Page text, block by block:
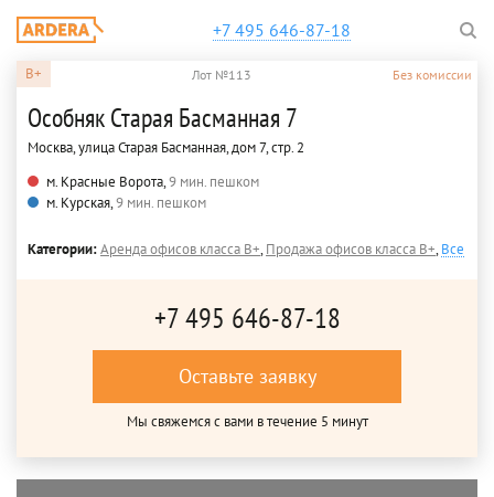
+7 495 646-87-18
B+ Лот №113 Без комиссии
Особняк Старая Басманная 7
Москва, улица Старая Басманная, дом 7, стр. 2
м. Красные Ворота,9 мин. пешком
м. Курская,9 мин. пешком
Категории:Аренда офисов класса B+,Продажа офисов класса B+,Все
+7 495 646-87-18
Оставьте заявку
Мы свяжемся с вами в течение 5 минут